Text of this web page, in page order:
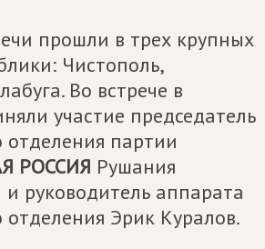
прошли в трех крупных
Чистополь,
Во встрече в
участие председатель
отделения партии
РОССИЯ Рушания
и руководитель аппарата
отделения Эрик Куралов.